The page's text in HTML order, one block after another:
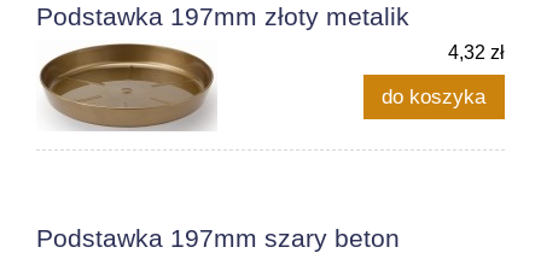
Podstawka 197mm złoty metalik
4,32 zł
do koszyka
Podstawka 197mm szary beton